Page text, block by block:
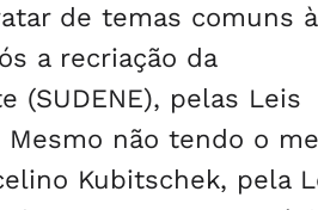
de temas comuns
a recriação da
(SUDENE), pelas Leis
Mesmo não tendo o
Kubitschek, pela